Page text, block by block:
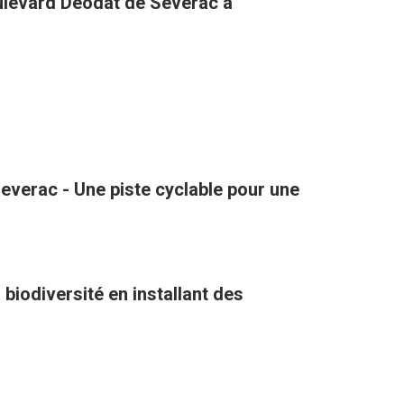
- Une piste cyclable pour une
en installant des